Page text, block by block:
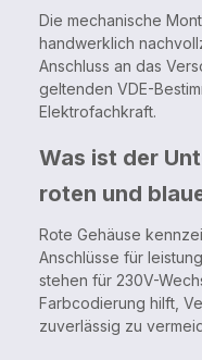
Die mechanische
handwerklich
Anschluss an das
geltenden VDE-
Elektrofachkraft.
Was ist der
roten und
Rote Gehäuse
Anschlüsse für
stehen für 230V-
Farbcodierung hilft,
zuverlässig zu